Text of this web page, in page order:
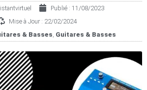
Publié : 11/08/2023
Mise à Jour : 22/02/2024
& Basses Gui­tares & Basses